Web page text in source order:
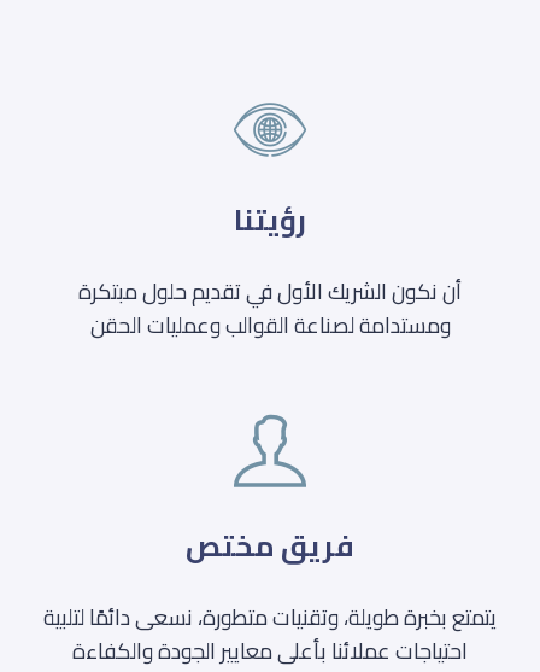
رؤيتنا
أن نكون الشريك الأول في تقديم حلول مبتكرة
ومستدامة لصناعة القوالب وعمليات الحقن
فريق مختص
يتمتع بخبرة طويلة، وتقنيات متطورة، نسعى دائمًا لتلبية
احتياجات عملائنا بأعلى معايير الجودة والكفاءة